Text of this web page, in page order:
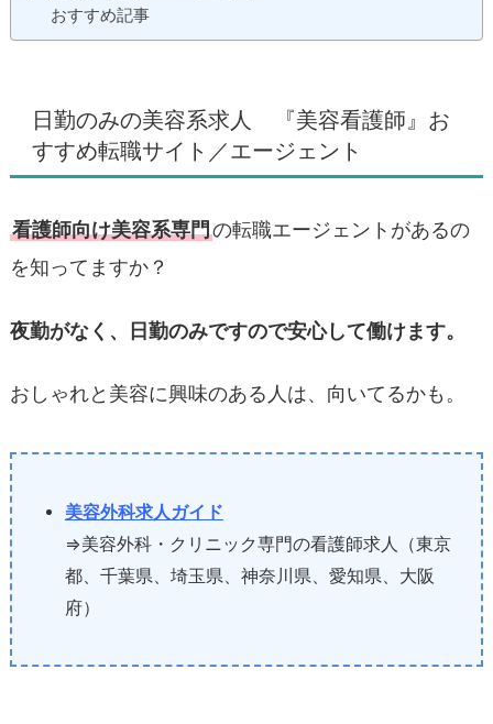
おすすめ記事
日勤のみの美容系求人 『美容看護師』お
すすめ転職サイト／エージェント
看護師向け美容系専門の転職エージェントがあるの
を知ってますか？
夜勤がなく、日勤のみですので安心して働けます。
おしゃれと美容に興味のある人は、向いてるかも。
美容外科求人ガイド
⇒美容外科・クリニック専門の看護師求人（東京
都、千葉県、埼玉県、神奈川県、愛知県、大阪
府）